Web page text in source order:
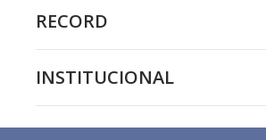
RECORD
INSTITUCIONAL